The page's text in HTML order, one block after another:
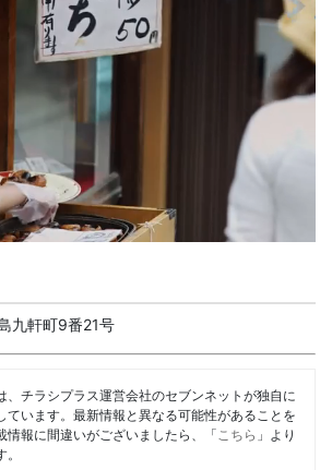
九軒町9番21号
、チラシプラス運営会社のセブンネットが独自に
ています。最新情報と異なる可能性があることを
情報に間違いがございましたら、「 こちら 」より